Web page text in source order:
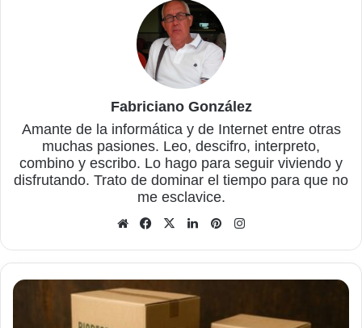
Fabriciano González
Amante de la informática y de Internet entre otras
muchas pasiones. Leo, descifro, interpreto,
combino y escribo. Lo hago para seguir viviendo y
disfrutando. Trato de dominar el tiempo para que no
me esclavice.
Sitio
Facebook
X LinkedInPinterest
¿Tan
ecológicas